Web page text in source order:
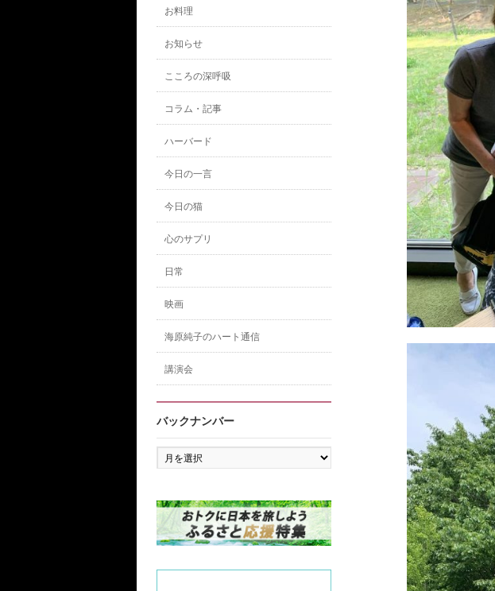
お料理
お知らせ
こころの深呼吸
コラム・記事
ハーバード
今日の一言
今日の猫
心のサプリ
日常
映画
海原純子のハート通信
講演会
バックナンバー
バ
ッ
ン
バ
ー